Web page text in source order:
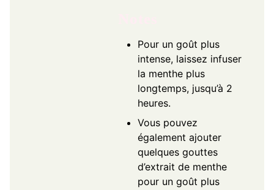
Pour un goût plus
intense, laissez infuser
la menthe plus
longtemps, jusqu’à 2
heures.
Vous pouvez
également ajouter
quelques gouttes
d’extrait de menthe
pour un goût plus